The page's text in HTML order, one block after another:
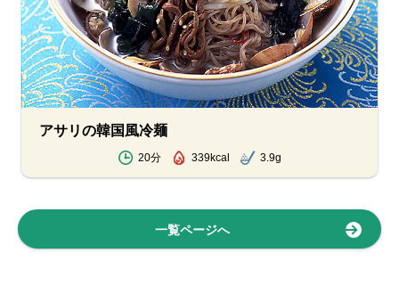
アサリの韓国風冷麺
20分 339kcal 3.9g
一覧ページへ